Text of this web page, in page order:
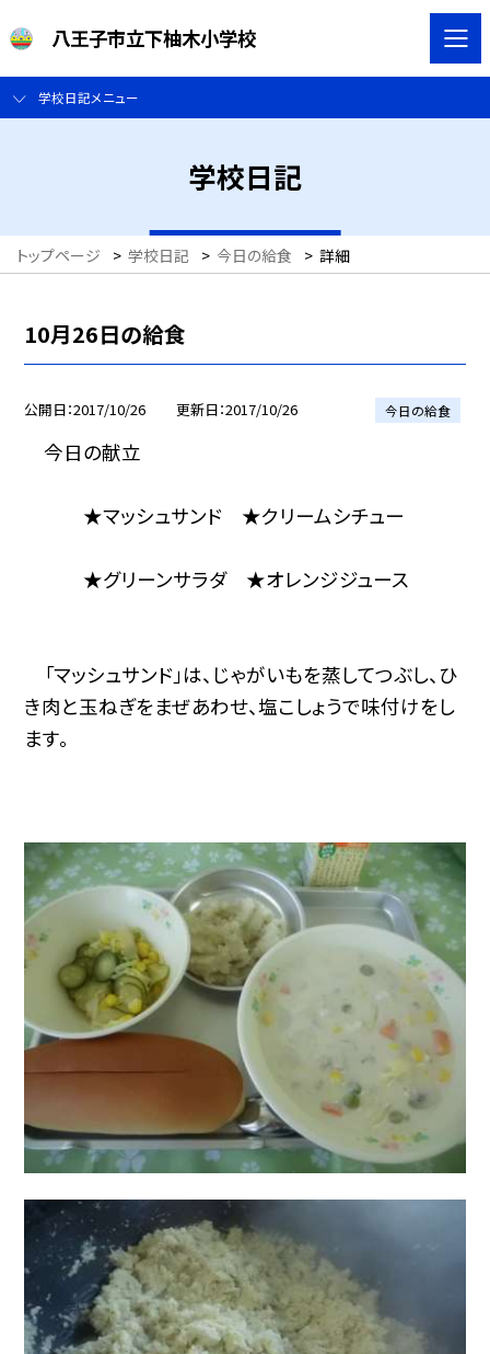
八王子市立下柚木小学校
学校日記メニュー
学校日記
トップページ > 学校日記 > 今日の給食 > 詳細
10月26日の給食
公開日 2017/10/26 更新日 2017/10/26 今日の給食
今日の献立
★マッシュサンド ★クリームシチュー
★グリーンサラダ ★オレンジジュース
「マッシュサンド」は、じゃがいもを蒸してつぶし、ひ
き肉と玉ねぎをまぜあわせ、塩こしょうで味付けをし
ます。